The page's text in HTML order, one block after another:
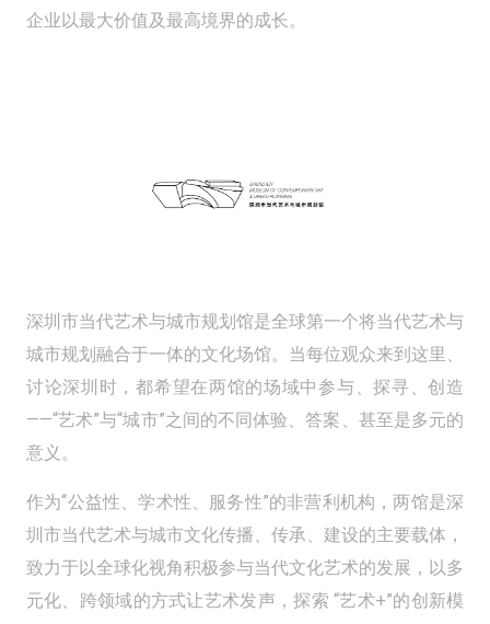
企业以最大价值及最高境界的成长。
深圳市当代艺术与城市规划馆是全球第一个将当代艺术与
城市规划融合于一体的文化场馆。当每位观众来到这里、
讨论深圳时，都希望在两馆的场域中参与、探寻、创造
——“艺术”与“城市”之间的不同体验、答案、甚至是多元的
意义。
作为“公益性、学术性、服务性”的非营利机构，两馆是深
圳市当代艺术与城市文化传播、传承、建设的主要载体，
致力于以全球化视角积极参与当代文化艺术的发展，以多
元化、跨领域的方式让艺术发声，探索 “艺术+”的创新模